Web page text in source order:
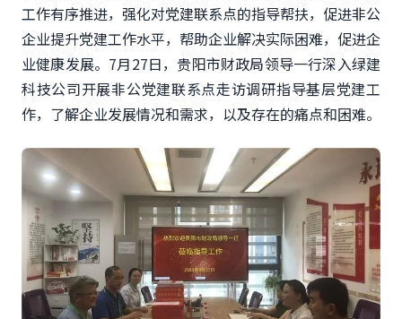
工作有序推进，强化对党建联系点的指导帮扶，促进非公
企业提升党建工作水平，帮助企业解决实际困难，促进企
业健康发展。 7月27日，贵阳市财政局领导一行深入绿建
科技公司开展非公党建联系点走访调研指导基层党建工
作，了解企业发展情况和需求，以及存在的痛点和困难。